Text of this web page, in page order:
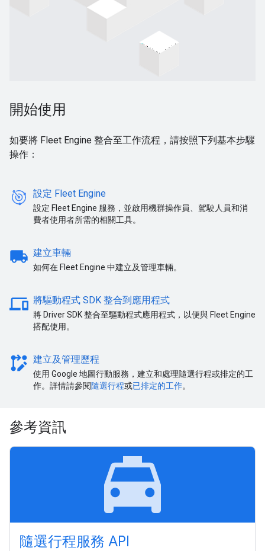
開始使用
如要將 Fleet Engine 整合至工作流程，請按照下列基本步驟
操作：
設定 Fleet Engine
設定 Fleet Engine 服務，並啟用機群操作員、駕駛人員和消
費者使用者所需的相關工具。
local_shipping 建立車輛
如何在 Fleet Engine 中建立及管理車輛。
devices 將驅動程式 SDK 整合到應用程式
將 Driver SDK 整合至驅動程式應用程式，以便與 Fleet Engine
搭配使用。
rebase_edit 建立及管理歷程
使用 Google 地圖行動服務，建立和處理隨選行程或排定的工
作。詳情請參閱隨選行程或已排定的工作。
參考資訊
local_taxi
隨選行程服務 API